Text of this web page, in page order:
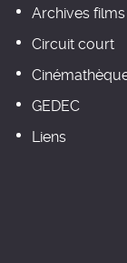
Archives
Circuit court
GEDEC
Liens